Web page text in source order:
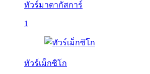
ทัวร์มาดากัสการ์
1
ทัวร์เม็กซิโก